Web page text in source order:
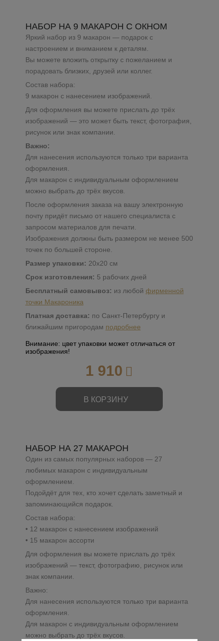
НАБОР НА 9 МАКАРОН С ОКНОМ
Яркий набор из 9 макарон — подарок с
настроением и вниманием к деталям.
Вы можете вложить открытку с пожеланием и
порадовать близких, друзей или коллег.
Состав набора:
9 макарон с нанесением изображений.
Для оформления вы можете прислать до трёх
изображений — это может быть текст, фотография,
рисунок или знак компании.
Важно:
Для нанесения используются только три варианта
оформления.
Для макарон с индивидуальным оформлением
можно выбрать до трёх вкусов.
После оформления заказа на вашу электронную
почту придёт письмо от нашего специалиста с
запросом материалов для печати.
Изображения должны быть размером не менее 500
точек по большей стороне.
Размер упаковки: 20х20 см
Срок изготовления: 5 рабочих дней
Бесплатный самовывоз: из любой фирменной
точки Макароника
Платная доставка: по Санкт-Петербургу и
ближайшим пригородам подробнее
Внимание: цвет упаковки может отличаться от
изображения!
1 910
В КОРЗИНУ
НАБОР НА 27 МАКАРОН
Один из самых популярных наборов — 27
любимых макарон с индивидуальным
оформлением.
Подойдёт для тех, кто хочет сделать заметный и
запоминающийся подарок.
Состав набора:
• 12 макарон с нанесением изображений
• 15 макарон ассорти
Для оформления вы можете прислать до трёх
изображений — текст, фотографию, рисунок или
знак компании.
Важно:
Для нанесения используются только три варианта
оформления.
Для макарон с индивидуальным оформлением
можно выбрать до трёх вкусов.